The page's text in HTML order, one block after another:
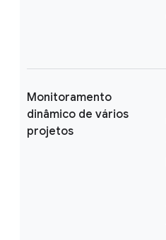
Monitoramento
dinâmico de vários
projetos